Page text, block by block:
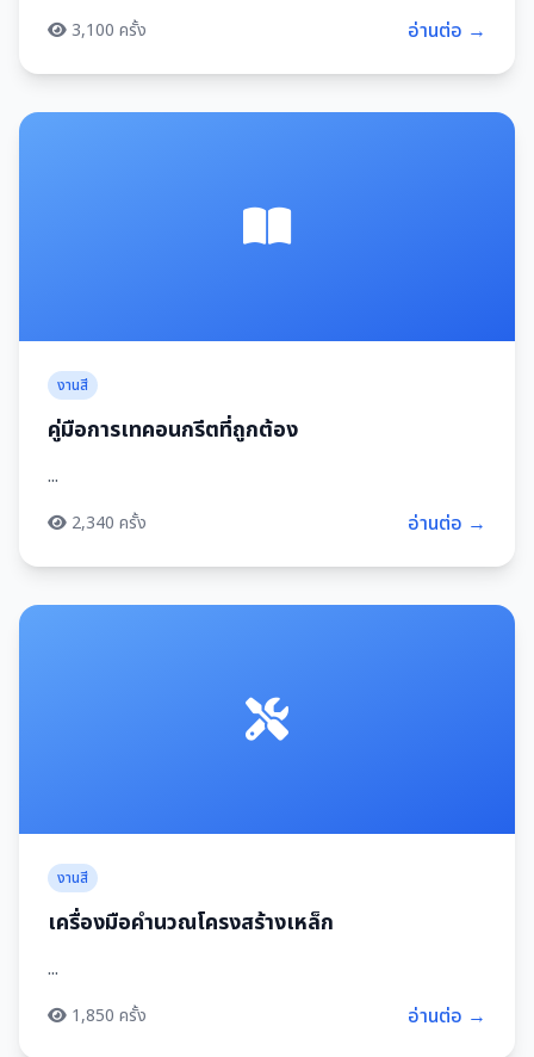
3,100 ครั้ง อ่านต่อ →
งานสี
คู่มือการเทคอนกรีตที่ถูกต้อง
...
2,340 ครั้ง อ่านต่อ →
งานสี
เครื่องมือคำนวณโครงสร้างเหล็ก
...
1,850 ครั้ง อ่านต่อ →